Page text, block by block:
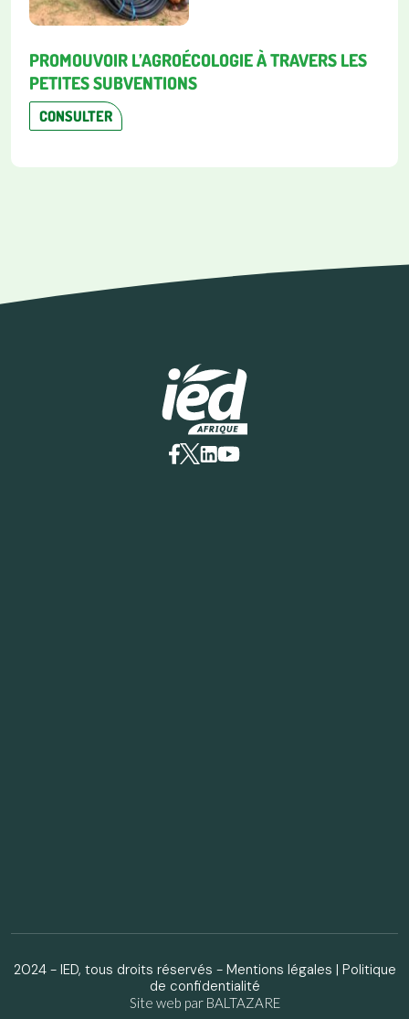
PROMOUVOIR L’AGROÉCOLOGIE À TRAVERS LES
PETITES SUBVENTIONS
CONSULTER
2024 - IED, tous droits réservés - Mentions légales | Politique
de confidentialité
Site web par BALTAZARE